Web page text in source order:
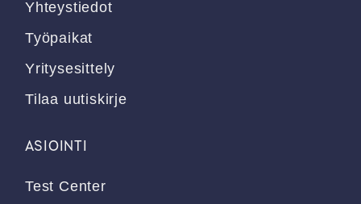
Yhteystiedot
Työpaikat
Yritysesittely
Tilaa uutiskirje
ASIOINTI
Test Center